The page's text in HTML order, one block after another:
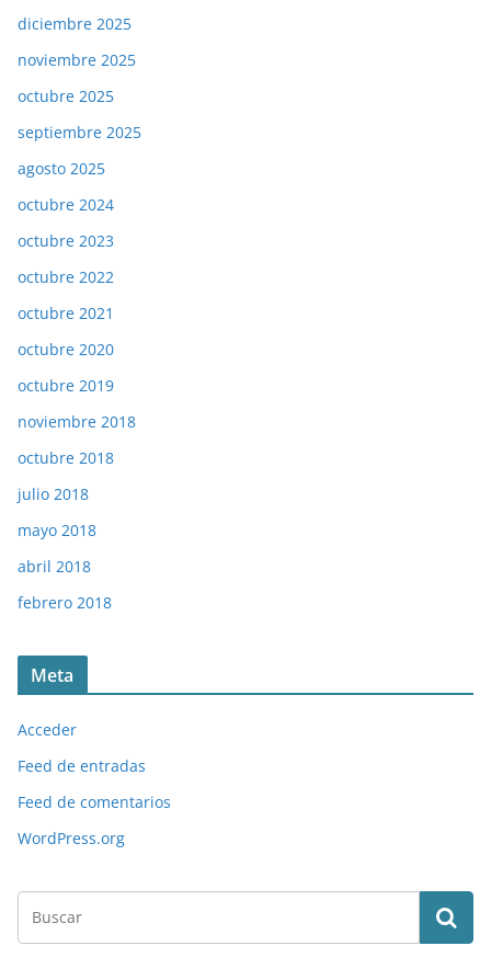
diciembre 2025
noviembre 2025
octubre 2025
septiembre 2025
agosto 2025
octubre 2024
octubre 2023
octubre 2022
octubre 2021
octubre 2020
octubre 2019
noviembre 2018
octubre 2018
julio 2018
mayo 2018
abril 2018
febrero 2018
Meta
Acceder
Feed de entradas
Feed de comentarios
WordPress.org